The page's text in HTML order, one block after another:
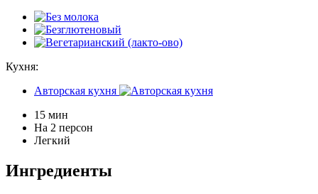
Кухня:
Авторская кухня
15 мин
На 2 персон
Легкий
Ингредиенты